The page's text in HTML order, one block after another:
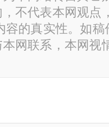
不代表本网观点
容的真实性。如
网联系，本网视